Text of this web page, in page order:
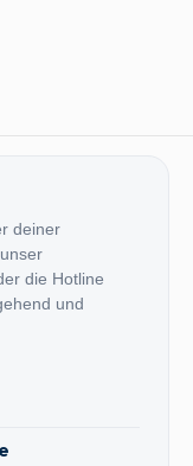
deiner
die Hotline
und